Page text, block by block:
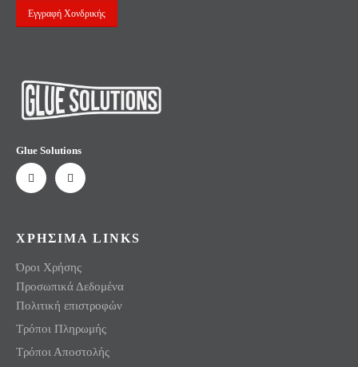
Εγγραφή Χονδρικής
Glue Solutions
ΧΡΗΣΙΜΑ LINKS
Όροι Χρήσης
Προσωπικά Δεδομένα
Πολιτική επιστροφών
Τρόποι Πληρωμής
Τρόποι Αποστολής